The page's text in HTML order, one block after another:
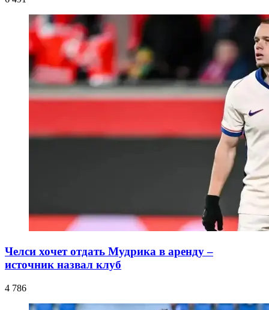
Челси хочет отдать Мудрика в аренду –
источник назвал клуб
4 786